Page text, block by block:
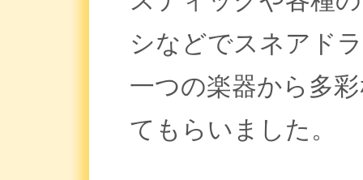
シなどでスネアド
一つの楽器から多
てもらいました。